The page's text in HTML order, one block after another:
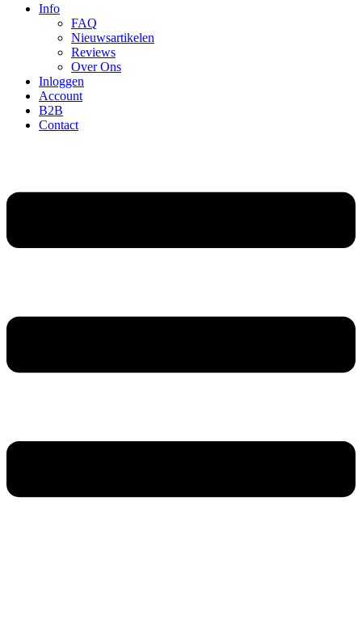
Info
FAQ
Nieuwsartikelen
Reviews
Over Ons
Inloggen
Account
B2B
Contact